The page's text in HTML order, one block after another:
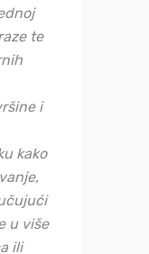
te
i
kako
u više
ili